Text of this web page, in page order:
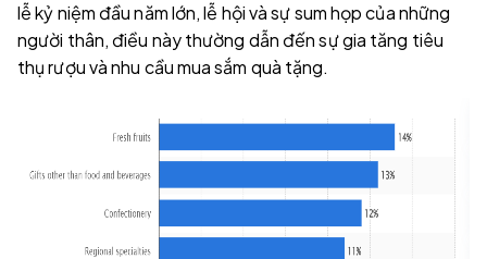
lễ kỷ niệm đầu năm lớn, lễ hội và sự sum họp của những
người thân, điều này thường dẫn đến sự gia tăng tiêu
thụ rượu và nhu cầu mua sắm quà tặng.